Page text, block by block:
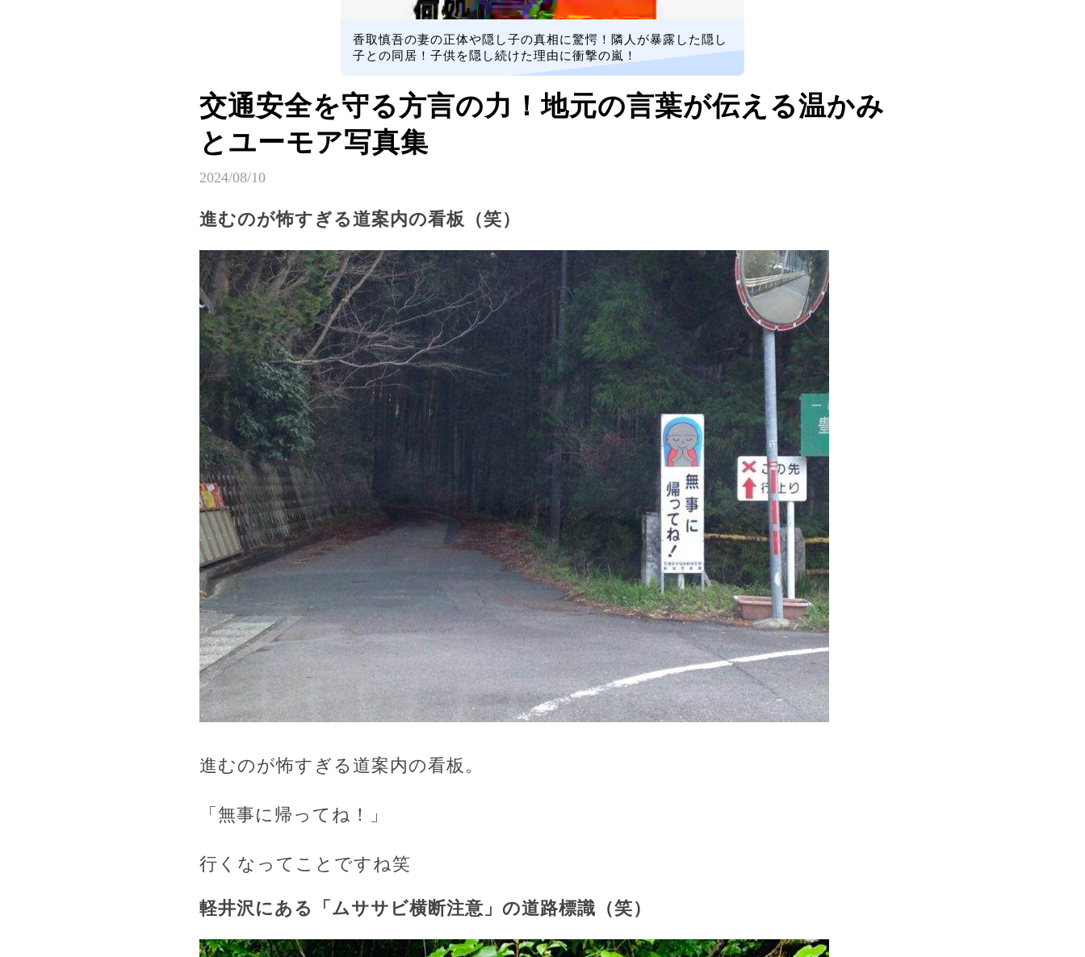
香取慎吾の妻の正体や隠し子の真相に驚愕！隣人が暴露した隠し
子との同居！子供を隠し続けた理由に衝撃の嵐！
交通安全を守る方言の力！地元の言葉が伝える温かみ
とユーモア写真集
2024/08/10
進むのが怖すぎる道案内の看板（笑）
進むのが怖すぎる道案内の看板。
「無事に帰ってね！」
行くなってことですね笑
軽井沢にある「ムササビ横断注意」の道路標識（笑）